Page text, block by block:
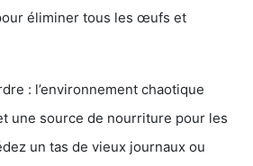
éliminer tous les œufs et
: l’environnement chaotique
une source de nourriture pour les
un tas de vieux journaux ou